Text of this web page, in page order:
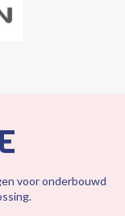
voor onderbouwd